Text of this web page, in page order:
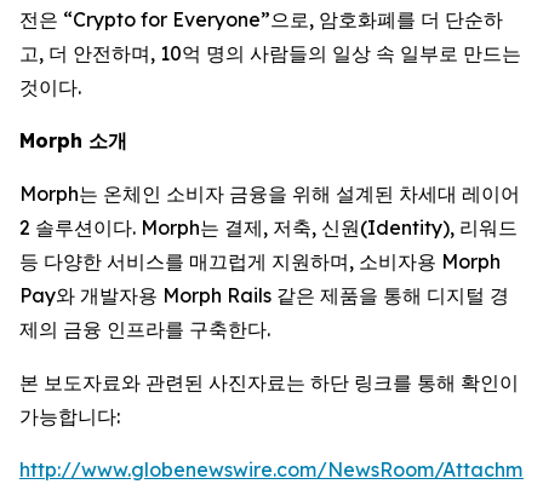
전은 “Crypto for Everyone”으로, 암호화폐를 더 단순하
고, 더 안전하며, 10억 명의 사람들의 일상 속 일부로 만드는
것이다.
Morph 소개
Morph는 온체인 소비자 금융을 위해 설계된 차세대 레이어
2 솔루션이다. Morph는 결제, 저축, 신원(Identity), 리워드
등 다양한 서비스를 매끄럽게 지원하며, 소비자용 Morph
Pay와 개발자용 Morph Rails 같은 제품을 통해 디지털 경
제의 금융 인프라를 구축한다.
본 보도자료와 관련된 사진자료는 하단 링크를 통해 확인이
가능합니다:
http://www.globenewswire.com/NewsRoom/